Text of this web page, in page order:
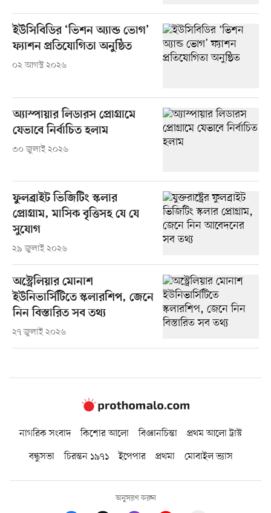
ইউসিবিডির ‘ভিশন অ্যান্ড ভোগ’
ফ্যাশন প্রতিযোগিতা অনুষ্ঠিত
০২ আগস্ট ২০২৬
অ্যাস্পায়ার লিডারস প্রোগ্রামে
যেভাবে নির্বাচিত হলাম
৩০ জুলাই ২০২৬
ফুলব্রাইট ভিজিটিং স্কলার
প্রোগ্রাম, মাসিক বৃত্তিসহ যে যে
সুযোগ
২৯ জুলাই ২০২৬
অস্ট্রেলিয়ার মোনাশ
ইউনিভার্সিটিতে স্কলারশিপ, জেনে
নিন বিস্তারিত সব তথ্য
২৭ জুলাই ২০২৬
নাগরিক সংবাদ কিশোর আলো বিজ্ঞানচিন্তা
প্রথম আলো ট্রাস্ট
বন্ধুসভা
চিরন্তন ১৯৭১ ইপেপার প্রথমা মোবাইল ভ্যাস
অনুসরণ করুন